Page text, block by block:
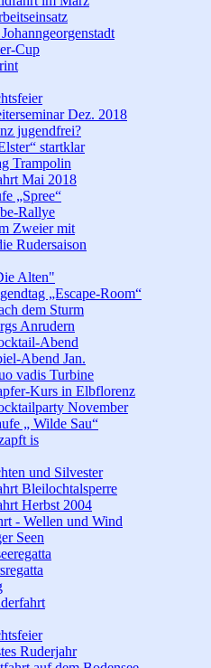
Cup
Dez. 2018
jugendfrei?
startklar
Trampolin
Mai 2018
„Spree“
Rallye
Zweier mit
Rudersaison
Alten"
„Escape-Room“
dem Sturm
Anrudern
Abend
Abend Jan.
vadis Turbine
Kurs in Elbflorenz
November
„ Wilde Sau“
is
und Silvester
Bleilochtalsperre
Herbst 2004
- Wellen und Wind
Seen
Ruderjahr